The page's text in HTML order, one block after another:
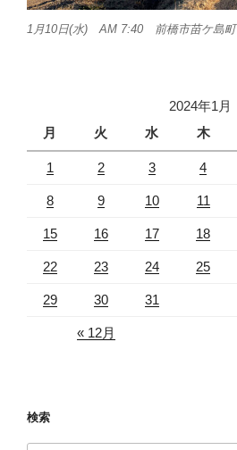
1月10日(水) AM 7:40 前橋市苗ケ島町
2024年1月
月
火 水 木
1 2 3 4
8 9 10 11
15 16 17 18
22 23 24 25
29 30 31
« 12月
検索